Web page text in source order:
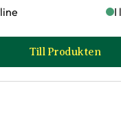
produktsida
I
Till Produkten
till Såjord